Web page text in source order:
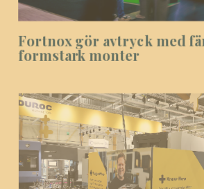
Fortnox gör avtryck med
formstark monter